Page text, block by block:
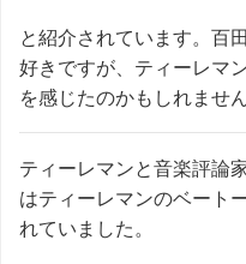
と紹介されています。百
好きですが、ティーレマ
を感じたのかもしれません
ティーレマンと音楽評論
はティーレマンのベート
れていました。